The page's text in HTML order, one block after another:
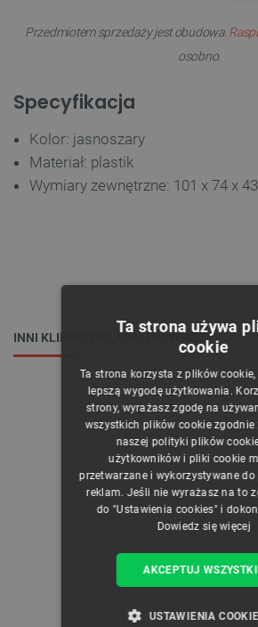
Przedmiotem sprzedaży jest obudowa.
osobno.
Specyfikacja
Kolor: jasnoszary
Materiał: plastik
Wymiary zewnętrzne: 101 x 74 x
INNI KLIENCI OGLĄDALI RÓWNIEŻ:
Ta strona używa
cookie
Ta strona korzysta z plików
lepszą wygodę użytkowania.
strony, wyrażasz zgodę na
wszystkich plików cookie zgodnie
naszej polityki plików
użytkowników i pliki cookie
przetwarzane i wykorzystywane
reklam. Jeśli nie wyrażasz na to
do "Ustawienia cookies" i
Dowiedz się więcej
AKCEPTUJ
USTAWIENIA